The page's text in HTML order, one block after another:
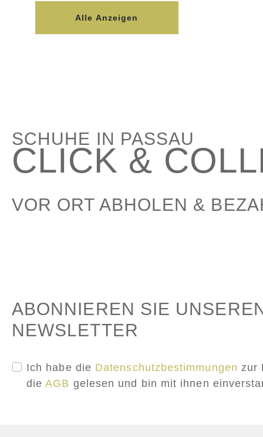
Alle Anzeigen
SCHUHE IN PASSAU
CLICK &
VOR ORT ABHOLEN &
ABONNIEREN SIE
NEWSLETTER
Ich habe die Datenschutzbestimmungen zur
dieAGB gelesen und bin mit ihnen